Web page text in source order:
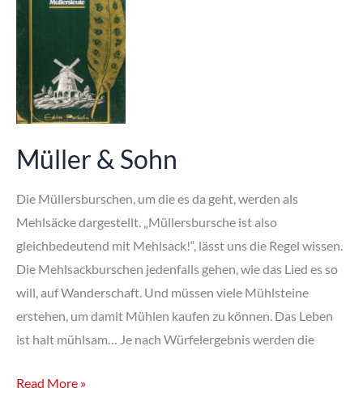
Müller & Sohn
Die Müllersburschen, um die es da geht, werden als
Mehlsäcke dargestellt. „Müllersbursche ist also
gleichbedeutend mit Mehlsack!“, lässt uns die Regel wissen.
Die Mehlsackburschen jedenfalls gehen, wie das Lied es so
will, auf Wanderschaft. Und müssen viele Mühlsteine
erstehen, um damit Mühlen kaufen zu können. Das Leben
ist halt mühlsam… Je nach Würfelergebnis werden die
Müller
Read More »